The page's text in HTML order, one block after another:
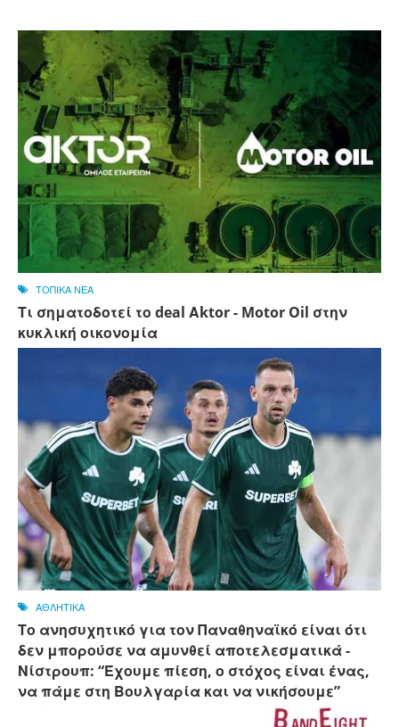
ΤΟΠΙΚΑ ΝΕΑ
Τι σηματοδοτεί το deal Αktor - Motor Oil στην
κυκλική οικονομία
ΑΘΛΗΤΙΚΑ
Το ανησυχητικό για τον Παναθηναϊκό είναι ότι
δεν μπορούσε να αμυνθεί αποτελεσματικά -
Νίστρουπ: “Έχουμε πίεση, ο στόχος είναι ένας,
να πάμε στη Βουλγαρία και να νικήσουμε”